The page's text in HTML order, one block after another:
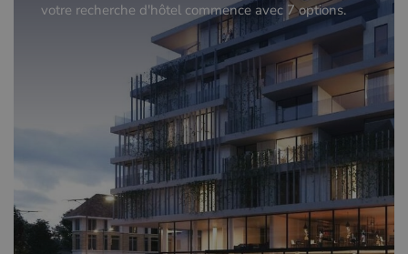
votre recherche d'hôtel commence avec 7 options.